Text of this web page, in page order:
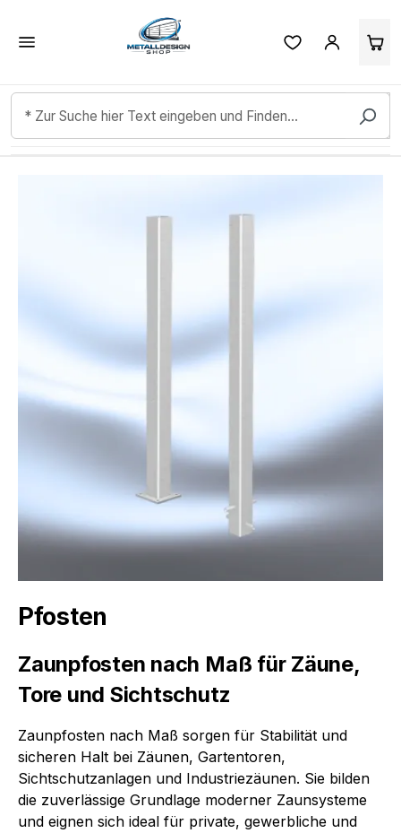
Zum Hauptinhalt springen
Pfosten
Zaunpfosten nach Maß für Zäune,
Tore und Sichtschutz
Zaunpfosten nach Maß sorgen für Stabilität und
sicheren Halt bei Zäunen, Gartentoren,
Sichtschutzanlagen und Industriezäunen. Sie bilden
die zuverlässige Grundlage moderner Zaunsysteme
und eignen sich ideal für private, gewerbliche und